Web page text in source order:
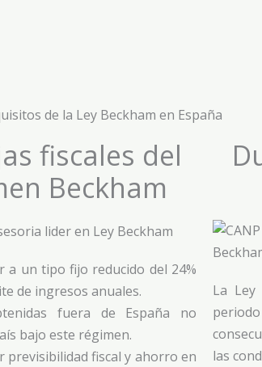
de la Ley Beckham en España
fiscales del
Beckham
a un tipo fijo reducido del 24%
de ingresos anuales.
fuera de España no
bajo este régimen.
previsibilidad fiscal y ahorro en
La Ley
las